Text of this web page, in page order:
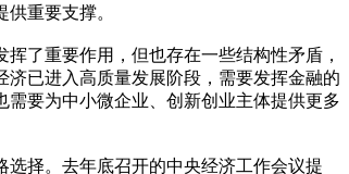
重要支撑。
了重要作用，但也存在一些结构性矛盾，
已进入高质量发展阶段，需要发挥金融的
要为中小微企业、创新创业主体提供更多
择。去年底召开的中央经济工作会议提